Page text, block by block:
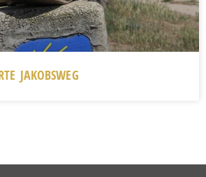
JAKOBSWEG